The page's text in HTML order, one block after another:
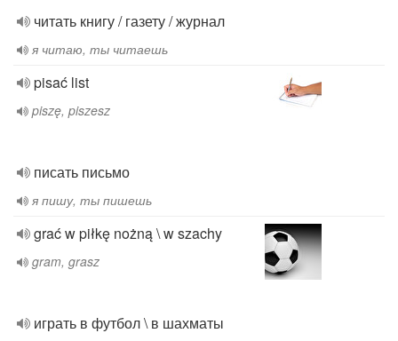
читать книгу / газету / журнал
я читаю, ты читаешь
pisać list
piszę, piszesz
писать письмо
я пишу, ты пишешь
grać w piłkę nożną \ w szachy
gram, grasz
играть в футбол \ в шахматы